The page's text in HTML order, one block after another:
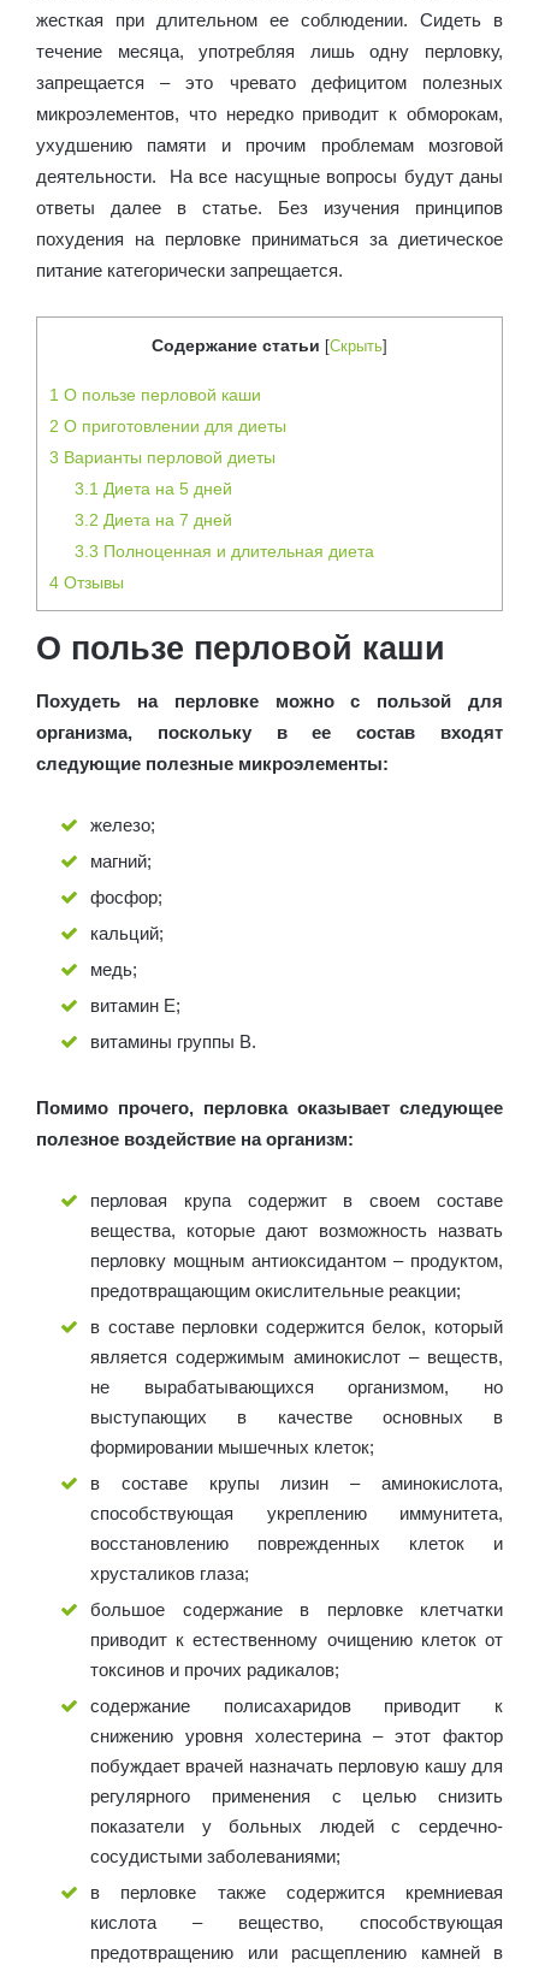
жесткая при длительном ее соблюдении. Сидеть в
течение месяца, употребляя лишь одну перловку,
запрещается – это чревато дефицитом полезных
микроэлементов, что нередко приводит к обморокам,
ухудшению памяти и прочим проблемам мозговой
деятельности. На все насущные вопросы будут даны
ответы далее в статье. Без изучения принципов
похудения на перловке приниматься за диетическое
питание категорически запрещается.
Содержание статьи [Скрыть]
1 О пользе перловой каши
2 О приготовлении для диеты
3 Варианты перловой диеты
3.1 Диета на 5 дней
3.2 Диета на 7 дней
3.3 Полноценная и длительная диета
4 Отзывы
О пользе перловой каши
Похудеть на перловке можно с пользой для
организма, поскольку в ее состав входят
следующие полезные микроэлементы:
железо;
магний;
фосфор;
кальций;
медь;
витамин Е;
витамины группы В.
Помимо прочего, перловка оказывает следующее
полезное воздействие на организм:
перловая крупа содержит в своем составе
вещества, которые дают возможность назвать
перловку мощным антиоксидантом – продуктом,
предотвращающим окислительные реакции;
в составе перловки содержится белок, который
является содержимым аминокислот – веществ,
не вырабатывающихся организмом, но
выступающих в качестве основных в
формировании мышечных клеток;
в составе крупы лизин – аминокислота,
способствующая укреплению иммунитета,
восстановлению поврежденных клеток и
хрусталиков глаза;
большое содержание в перловке клетчатки
приводит к естественному очищению клеток от
токсинов и прочих радикалов;
содержание полисахаридов приводит к
снижению уровня холестерина – этот фактор
побуждает врачей назначать перловую кашу для
регулярного применения с целью снизить
показатели у больных людей с сердечно-
сосудистыми заболеваниями;
в перловке также содержится кремниевая
кислота – вещество, способствующая
предотвращению или расщеплению камней в